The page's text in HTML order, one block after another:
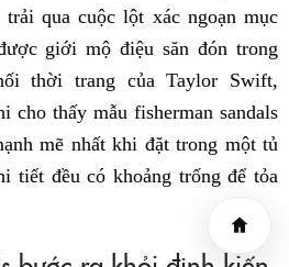
trải qua cuộc lột xác ngoạn mục
giới mộ điệu săn đón trong
thời trang của Taylor Swift,
cho thấy mẫu fisherman sandals
mẽ nhất khi đặt trong một tủ
tiết đều có khoảng trống để tỏa